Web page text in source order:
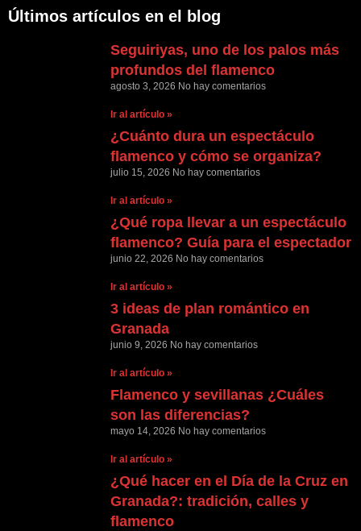
Últimos artículos en el blog
Seguiriyas, uno de los palos más
profundos del flamenco
agosto 3, 2026 No hay comentarios
Ir al artículo »
¿Cuánto dura un espectáculo
flamenco y cómo se organiza?
julio 15, 2026 No hay comentarios
Ir al artículo »
¿Qué ropa llevar a un espectáculo
flamenco? Guía para el espectador
junio 22, 2026 No hay comentarios
Ir al artículo »
3 ideas de plan romántico en
Granada
junio 9, 2026 No hay comentarios
Ir al artículo »
Flamenco y sevillanas ¿Cuáles
son las diferencias?
mayo 14, 2026 No hay comentarios
Ir al artículo »
¿Qué hacer en el Día de la Cruz en
Granada?: tradición, calles y
flamenco